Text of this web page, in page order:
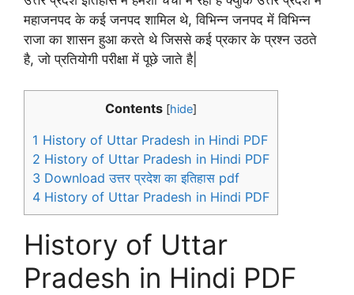
महाजनपद के कई जनपद शामिल थे, विभिन्न जनपद में विभिन्न
राजा का शासन हुआ करते थे जिससे कई प्रकार के प्रश्न उठते
है, जो प्रतियोगी परीक्षा में पूछे जाते है|
Contents [hide]
1 History of Uttar Pradesh in Hindi PDF
2 History of Uttar Pradesh in Hindi PDF
3 Download उत्तर प्रदेश का इतिहास pdf
4 History of Uttar Pradesh in Hindi PDF
History of Uttar
Pradesh in Hindi PDF